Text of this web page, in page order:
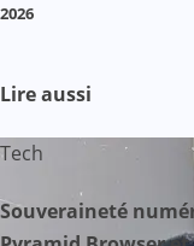
2026
Lire aussi
Tech
Souveraineté